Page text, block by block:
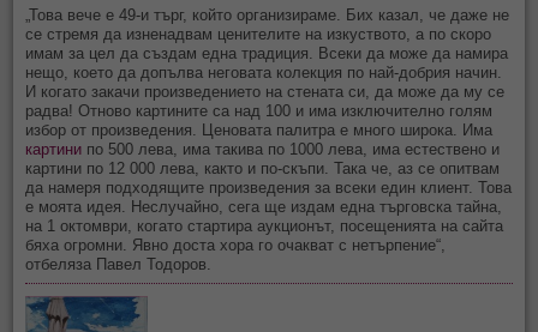
„Това вече е 49-и търг, който организираме. Бих казал, че даже не
се стремя да изненадвам ценителите на изкуството, а по скоро
имам за цел да създам една традиция. Всеки да може да намира
нещо, което да допълва неговата колекция по най-добрия начин.
И когато закачи произведението на стената си, да може да му се
радва! Отново картините са над 100 и има изключително голям
избор от произведения. Ценовата палитра е много широка. Има
картини по 500 лева, има такива по 1000 лева, има естествено и
картини по 12 000 лева, както и по-скъпи. Така че, аз се опитвам
да намеря подходящите произведения за всеки един клиент. Това
е моята идея. Неслучайно, сега ще издам една търговска тайна,
на 1 октомври, когато стартира аукционът, посещенията на сайта
бяха огромни. Явно доста хора го очакват с нетърпение“,
отбеляза Павел Тодоров.